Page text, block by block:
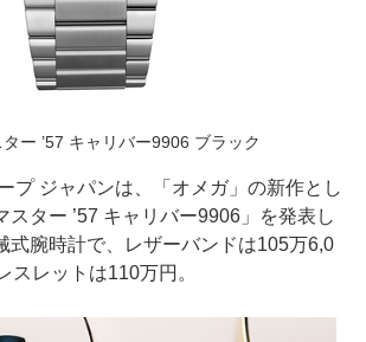
ー ’57 キャリバー9906 ブラック
プ ジャパンは、「オメガ」の新作とし
スター ’57 キャリバー9906」を発表し
式腕時計で、レザーバンドは105万6,0
スレットは110万円。